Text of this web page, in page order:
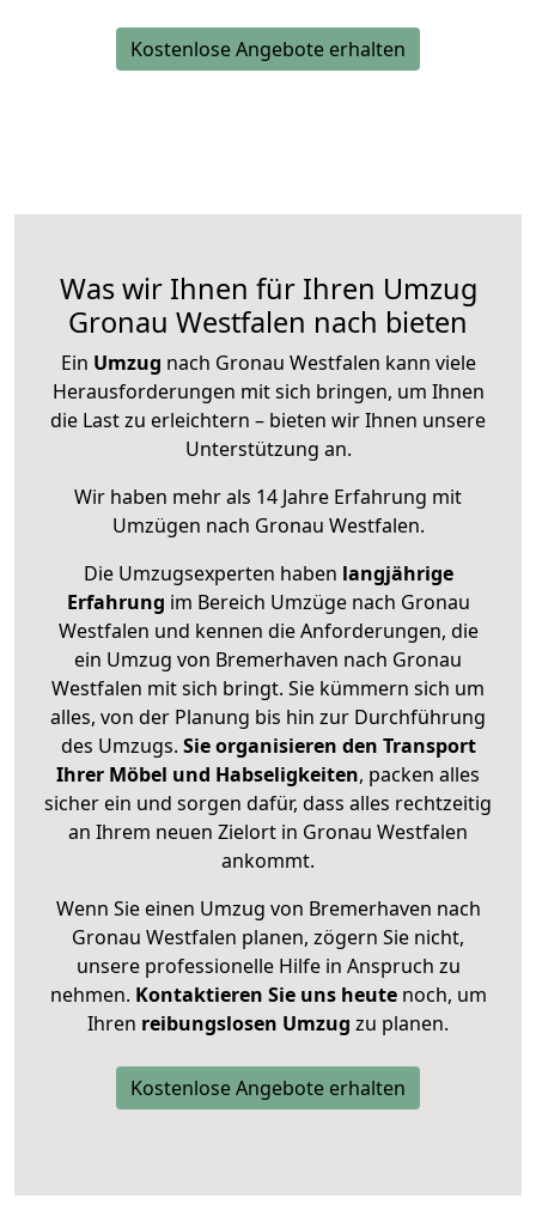
Kostenlose Angebote erhalten
Was wir Ihnen für Ihren Umzug
Gronau Westfalen nach bieten
Ein Umzug nach Gronau Westfalen kann viele
Herausforderungen mit sich bringen, um Ihnen
die Last zu erleichtern – bieten wir Ihnen unsere
Unterstützung an.
Wir haben mehr als 14 Jahre Erfahrung mit
Umzügen nach Gronau Westfalen.
Die Umzugsexperten haben langjährige
Erfahrung im Bereich Umzüge nach Gronau
Westfalen und kennen die Anforderungen, die
ein Umzug von Bremerhaven nach Gronau
Westfalen mit sich bringt. Sie kümmern sich um
alles, von der Planung bis hin zur Durchführung
des Umzugs. Sie organisieren den Transport
Ihrer Möbel und Habseligkeiten, packen alles
sicher ein und sorgen dafür, dass alles rechtzeitig
an Ihrem neuen Zielort in Gronau Westfalen
ankommt.
Wenn Sie einen Umzug von Bremerhaven nach
Gronau Westfalen planen, zögern Sie nicht,
unsere professionelle Hilfe in Anspruch zu
nehmen. Kontaktieren Sie uns heutenoch, um
Ihren reibungslosen Umzug zu planen.
Kostenlose Angebote erhalten